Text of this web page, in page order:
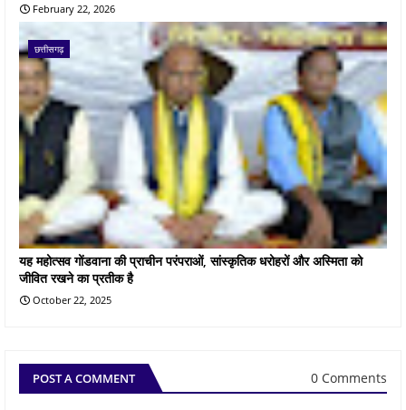
February 22, 2026
छत्तीसगढ़
यह महोत्सव गोंडवाना की प्राचीन परंपराओं, सांस्कृतिक धरोहरों और अस्मिता को
जीवित रखने का प्रतीक है
October 22, 2025
POST A COMMENT 0 Comments